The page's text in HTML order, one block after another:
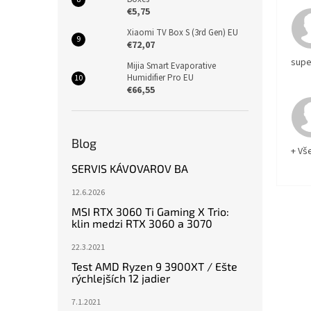
€5,75
Xiaomi TV Box S (3rd Gen) EU
€72,07
Mijia Smart Evaporative
Humidifier Pro EU
€66,55
Blog
SERVIS KÁVOVAROV BA
12.6.2026
MSI RTX 3060 Ti Gaming X Trio:
klin medzi RTX 3060 a 3070
22.3.2021
Test AMD Ryzen 9 3900XT / Ešte
rýchlejších 12 jadier
7.1.2021
+